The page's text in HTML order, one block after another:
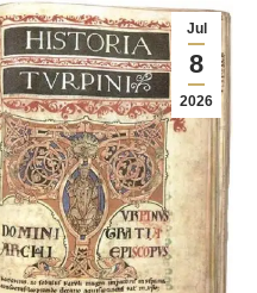
Jul
8
2026